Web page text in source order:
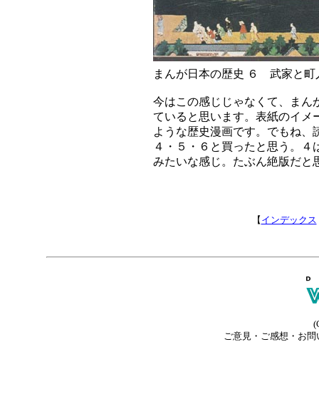
まんが日本の歴史 ６ 武家と町
今はこの感じじゃなくて、まん
ていると思います。表紙のイメ
ような歴史漫画です。でもね
４・５・６と買ったと思う。
みたいな感じ。たぶん絶版だと
【 インデックス
ご意見・ご感想・お